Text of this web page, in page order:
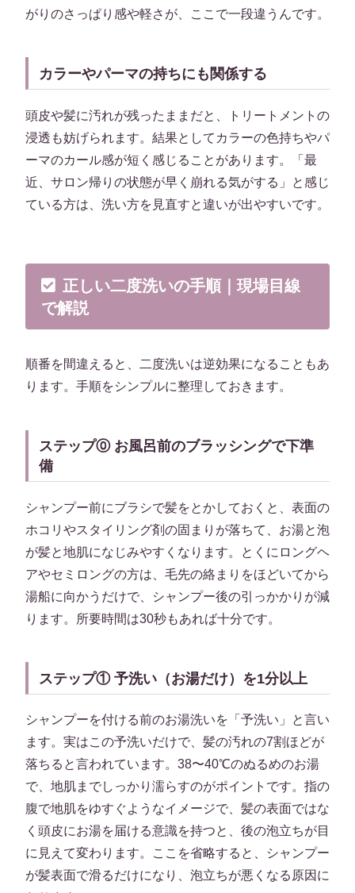
がりのさっぱり感や軽さが、ここで一段違うんです。
カラーやパーマの持ちにも関係する
頭皮や髪に汚れが残ったままだと、トリートメントの
浸透も妨げられます。結果としてカラーの色持ちやパ
ーマのカール感が短く感じることがあります。「最
近、サロン帰りの状態が早く崩れる気がする」と感じ
ている方は、洗い方を見直すと違いが出やすいです。
正しい二度洗いの手順｜現場目線
で解説
順番を間違えると、二度洗いは逆効果になることもあ
ります。手順をシンプルに整理しておきます。
ステップ⓪ お風呂前のブラッシングで下準
備
シャンプー前にブラシで髪をとかしておくと、表面の
ホコリやスタイリング剤の固まりが落ちて、お湯と泡
が髪と地肌になじみやすくなります。とくにロングヘ
アやセミロングの方は、毛先の絡まりをほどいてから
湯船に向かうだけで、シャンプー後の引っかかりが減
ります。所要時間は30秒もあれば十分です。
ステップ① 予洗い（お湯だけ）を1分以上
シャンプーを付ける前のお湯洗いを「予洗い」と言い
ます。実はこの予洗いだけで、髪の汚れの7割ほどが
落ちると言われています。38〜40℃のぬるめのお湯
で、地肌までしっかり濡らすのがポイントです。指の
腹で地肌をゆすぐようなイメージで、髪の表面ではな
く頭皮にお湯を届ける意識を持つと、後の泡立ちが目
に見えて変わります。ここを省略すると、シャンプー
が髪表面で滑るだけになり、泡立ちが悪くなる原因に